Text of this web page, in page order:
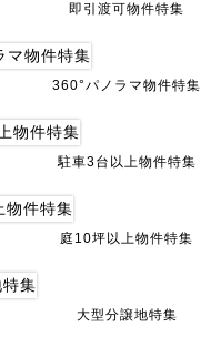
即引渡可物件特集
360°パノラマ物件特集
駐車3台以上物件特集
庭10坪以上物件特集
大型分譲地特集